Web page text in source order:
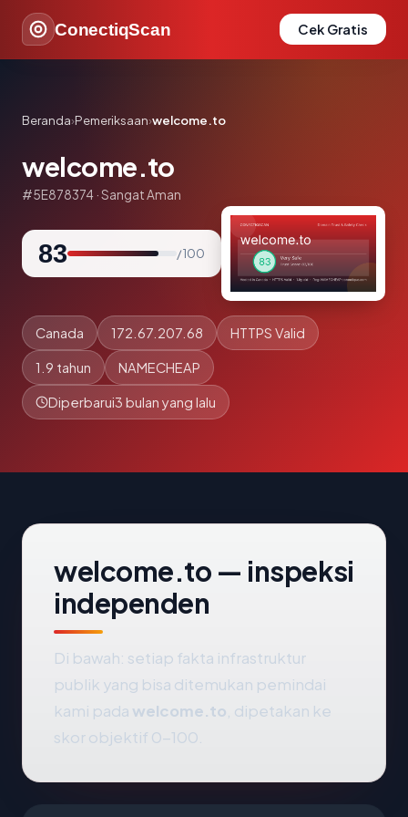
ConectiqScan Cek Gratis
Beranda›Pemeriksaan›welcome.to
welcome.to
#5E878374 · Sangat Aman
83 / 100
Canada 172.67.207.68 HTTPS Valid
1.9 tahun NAMECHEAP
Diperbarui3 bulan yang lalu
welcome.to — inspeksi
independen
Di bawah: setiap fakta infrastruktur
publik yang bisa ditemukan pemindai
kami pada welcome.to , dipetakan ke
skor objektif 0-100.